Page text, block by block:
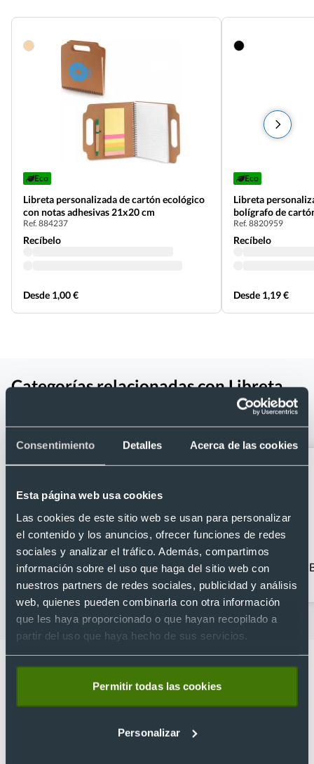
Consentimiento Detalles Acerca de las cookies
Esta página web usa cookies
Las cookies de este sitio web se usan para personalizar
el contenido y los anuncios, ofrecer funciones de redes
sociales y analizar el tráfico. Además, compartimos
información sobre el uso que haga del sitio web con
nuestros partners de redes sociales, publicidad y análisis
web, quienes pueden combinarla con otra información
que les haya proporcionado o que hayan recopilado a
partir del uso que haya hecho de sus servicios.
Permitir todas las cookies
Personalizar
Eco
Libreta personalizada de cartón ecológico
con notas adhesivas 21x20 cm
Ref. 884237
Recíbelo
Desde 1,00 €
Eco
Libreta
bolígrafo de
Ref. 8820959
Recíbelo
Desde 1,19 €
Categorías relacionadas con Libreta
personalizada A5 cartón reciclado
16.4 x 21.7 cm
Agenda personalizada
Bolígrafos
personalizados con
estuche